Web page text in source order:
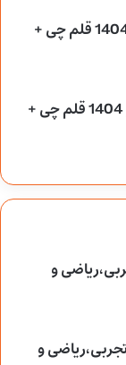
دانلود آزمون 14 شهریور 1404 قلم چی +
دانلود آزمون هدیه 11 مهر 1404 قلم چی +
و
و